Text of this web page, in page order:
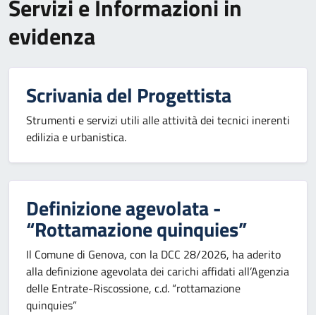
Servizi e Informazioni in
evidenza
Scrivania del Progettista
Strumenti e servizi utili alle attività dei tecnici inerenti
edilizia e urbanistica.
Definizione agevolata -
“Rottamazione quinquies”
Il Comune di Genova, con la DCC 28/2026, ha aderito
alla definizione agevolata dei carichi affidati all’Agenzia
delle Entrate-Riscossione, c.d. “rottamazione
quinquies”